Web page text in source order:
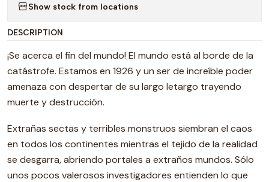
Show stock from locations
DESCRIPTION
¡Se acerca el fin del mundo! El mundo está al borde de la
catástrofe. Estamos en 1926 y un ser de increíble poder
amenaza con despertar de su largo letargo trayendo
muerte y destrucción.
Extrañas sectas y terribles monstruos siembran el caos
en todos los continentes mientras el tejido de la realidad
se desgarra, abriendo portales a extraños mundos. Sólo
unos pocos valerosos investigadores entienden lo que